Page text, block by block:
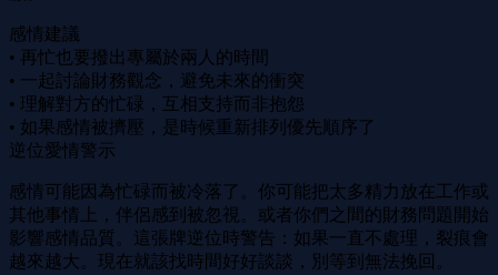
感情建議
• 再忙也要撥出專屬於兩人的時間
• 一起討論財務觀念，避免未來的衝突
• 理解對方的忙碌，互相支持而非抱怨
• 如果感情被擠壓，是時候重新排列優先順序了
逆位愛情警示
感情可能因為忙碌而被冷落了。你可能把太多精力放在工作或
其他事情上，伴侶感到被忽視。或者你們之間的財務問題開始
影響感情品質。這張牌逆位時警告：如果一直不處理，裂痕會
越來越大。現在就該找時間好好談談，別等到無法挽回。